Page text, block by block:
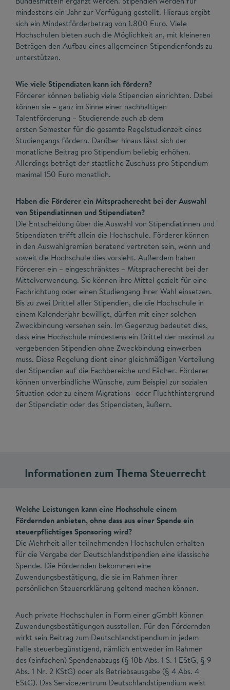
mindestens ein Jahr zur Verfügung gestellt. Hieraus ergibt
sich ein Mindestförderbetrag von 1.800 Euro. Viele
Hochschulen bieten auch die Möglichkeit an, mit kleineren
Beträgen den Aufbau eines allgemeinen Stipendienfonds zu
unterstützen.
Wie viele Stipendiaten kann ich fördern?
Förderer können beliebig viele Stipendien einrichten. Dabei
können sie – ganz im Sinne einer nachhaltigen
Talentförderung – Studierende auch ab dem
ersten Semester für die gesamte Regelstudienzeit eines
Studiengangs fördern. Darüber hinaus lässt sich der
monatliche Beitrag pro Stipendium beliebig erhöhen.
Allerdings beträgt der staatliche Zuschuss pro Stipendium
maximal 150 Euro monatlich.
Haben die Förderer ein Mitspracherecht bei der Auswahl
von Stipendiatinnen und Stipendiaten?
Die Entscheidung über die Auswahl von Stipendiatinnen und
Stipendiaten trifft allein die Hochschule. Förderer können
in den Auswahlgremien beratend vertreten sein, wenn und
soweit die Hochschule dies vorsieht. Außerdem haben
Förderer ein – eingeschränktes – Mitspracherecht bei der
Mittelverwendung. Sie können ihre Mittel gezielt für eine
Fachrichtung oder einen Studiengang ihrer Wahl einsetzen.
Bis zu zwei Drittel aller Stipendien, die die Hochschule in
einem Kalenderjahr bewilligt, dürfen mit einer solchen
Zweckbindung versehen sein. Im Gegenzug bedeutet dies,
dass eine Hochschule mindestens ein Drittel der maximal zu
vergebenden Stipendien ohne Zweckbindung einwerben
muss. Diese Regelung dient einer gleichmäßigen Verteilung
der Stipendien auf die Fachbereiche und Fächer. Förderer
können unverbindliche Wünsche, zum Beispiel zur sozialen
Situation oder zu einem Migrations- oder Fluchthintergrund
der Stipendiatin oder des Stipendiaten, äußern.
Informationen zum Thema Steuerrecht
Welche Leistungen kann eine Hochschule einem
Fördernden anbieten, ohne dass aus einer Spende ein
steuerpflichtiges Sponsoring wird?
Die Mehrheit aller teilnehmenden Hochschulen erhalten
für die Vergabe der Deutschlandstipendien eine klassische
Spende. Die Fördernden bekommen eine
Zuwendungsbestätigung, die sie im Rahmen ihrer
persönlichen Steuererklärung geltend machen können.
Auch private Hochschulen in Form einer gGmbH können
Zuwendungsbestätigungen ausstellen. Für den Fördernden
wirkt sein Beitrag zum Deutschlandstipendium in jedem
Falle steuerbegünstigend, nämlich entweder im Rahmen
des (einfachen) Spendenabzugs (§ 10b Abs. 1 S. 1 EStG, § 9
Abs. 1 Nr. 2 KStG) oder als Betriebsausgabe (§ 4 Abs. 4
EStG). Das Servicezentrum Deutschlandstipendium weist